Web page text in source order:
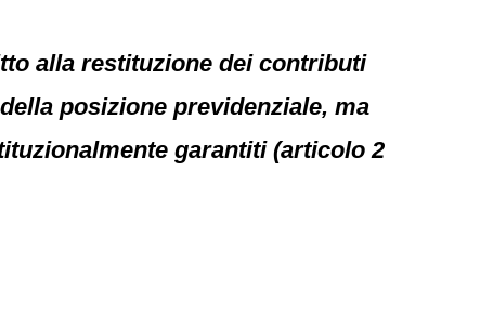
alla restituzione dei contributi
posizione previdenziale, ma
garantiti (articolo 2